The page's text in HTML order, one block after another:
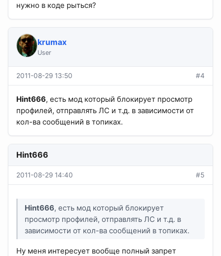
нужно в коде рыться?
krumax
User
2011-08-29 13:50 #4
Hint666, есть мод который блокирует просмотр
профилей, отправлять ЛС и т.д. в зависимости от
кол-ва сообщений в топиках.
Hint666
2011-08-29 14:40 #5
Hint666, есть мод который блокирует
просмотр профилей, отправлять ЛС и т.д. в
зависимости от кол-ва сообщений в топиках.
Ну меня интересует вообще полный запрет